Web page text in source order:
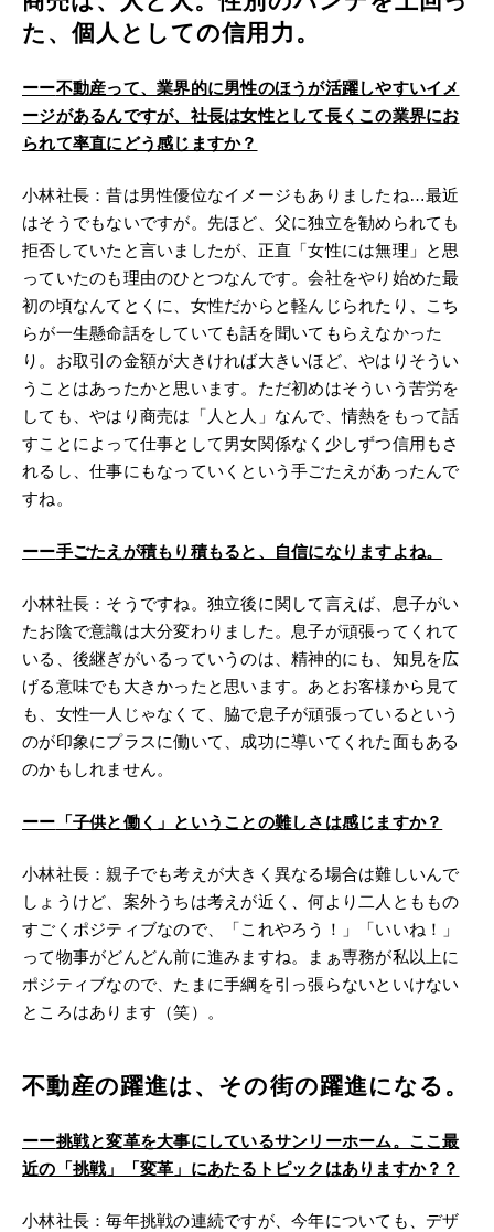
た、個人としての信用力。
ーー不動産って、業界的に男性のほうが活躍しやすいイメ
ージがあるんですが、社長は女性として長くこの業界にお
られて率直にどう感じますか？
小林社長：昔は男性優位なイメージもありましたね…最近
はそうでもないですが。先ほど、父に独立を勧められても
拒否していたと言いましたが、正直「女性には無理」と思
っていたのも理由のひとつなんです。会社をやり始めた最
初の頃なんてとくに、女性だからと軽んじられたり、こち
らが一生懸命話をしていても話を聞いてもらえなかった
り。お取引の金額が大きければ大きいほど、やはりそうい
うことはあったかと思います。ただ初めはそういう苦労を
しても、やはり商売は「人と人」なんで、情熱をもって話
すことによって仕事として男女関係なく少しずつ信用もさ
れるし、仕事にもなっていくという手ごたえがあったんで
すね。
ーー手ごたえが積もり積もると、自信になりますよね。
小林社長：そうですね。独立後に関して言えば、息子がい
たお陰で意識は大分変わりました。息子が頑張ってくれて
いる、後継ぎがいるっていうのは、精神的にも、知見を広
げる意味でも大きかったと思います。あとお客様から見て
も、女性一人じゃなくて、脇で息子が頑張っているという
のが印象にプラスに働いて、成功に導いてくれた面もある
のかもしれません。
ーー 「子供と働く」ということの難しさは感じますか？
小林社長：親子でも考えが大きく異なる場合は難しいんで
しょうけど、案外うちは考えが近く、何より二人とももの
すごくポジティブなので、「これやろう！」「いいね！」
って物事がどんどん前に進みますね。まぁ専務が私以上に
ポジティブなので、たまに手綱を引っ張らないといけない
ところはあります（笑）。
不動産の躍進は、その街の躍進になる。
ーー挑戦と変革を大事にしているサンリーホーム。ここ最
近の「挑戦」「変革」にあたるトピックはありますか？？
小林社長：毎年挑戦の連続ですが、今年についても、デザ